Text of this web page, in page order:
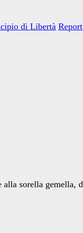
di Libertà Report
sorella